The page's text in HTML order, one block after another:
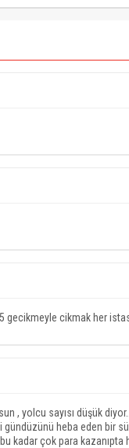
gecikmeyle cikmak her
, yolcu sayısı düşük
heba eden bir
kadar çok para kazanıpta